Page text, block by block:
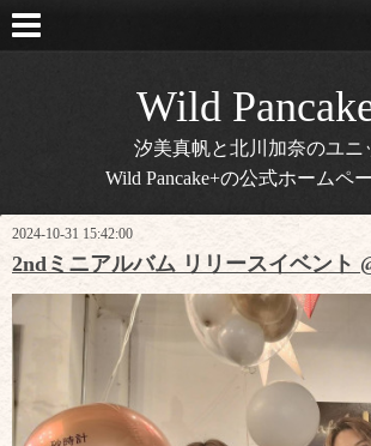
Wild
汐美真帆と北川加奈のユニ
Wild Pancake+の公式ホームペ
2024-10-31 15:42:00
2ndミニアルバム リリースイベント